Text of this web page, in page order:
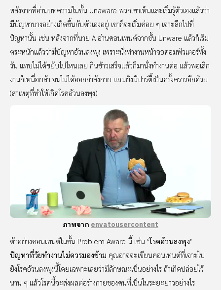
หลังจากที่อ่านบทความในขั้น Unaware พวกเขาเห็นและเริ่มรู้ตัวเองแล้วว่า
มีปัญหาบางอย่างเกิดขึ้นกับตัวเองอยู่ เขาก็จะเริ่มค่อย ๆ เจาะลึกไปที่
ปัญหานั้น เช่น หลังจากที่นาย A อ่านคอนเทนต์จากขั้น Unware แล้วก็เริ่ม
ตระหนักแล้วว่ามีปัญหาอ้วนลงพุง เพราะนั่งทำงานหน้าจอคอมพิวเตอร์ทั้ง
วัน แทบไม่ได้ขยับไปไหนเลย กินข้าวเสร็จแล้วก็มานั่งทำงานต่อ แล้วพอเลิก
งานก็เหนื่อยล้า จนไม่ได้ออกกำลังกาย แถมยังมีปาร์ตี้เป็นครั้งคราวอีกด้วย
(สาเหตุที่ทำให้เกิดโรคอ้วนลงพุง)
ภาพจากenvatousercontent
ตัวอย่างคอนเทนต์ในขั้น Problem Aware นี้ เช่น ‘โรคอ้วนลงพุง’
ปัญหาที่วัยทำงานไม่ควรมองข้าม คุณอาจจะเขียนคอนเทนต์ที่เจาะไป
ยังโรคอ้วนลงพุงนี้โดยเฉพาะเลยว่ามีลักษณะเป็นอย่างไร ถ้าเกิดปล่อยไว้
นาน ๆ แล้วโรคนี้จะส่งผลต่อร่างกายของคนที่เป็นในระยะยาวอย่างไร